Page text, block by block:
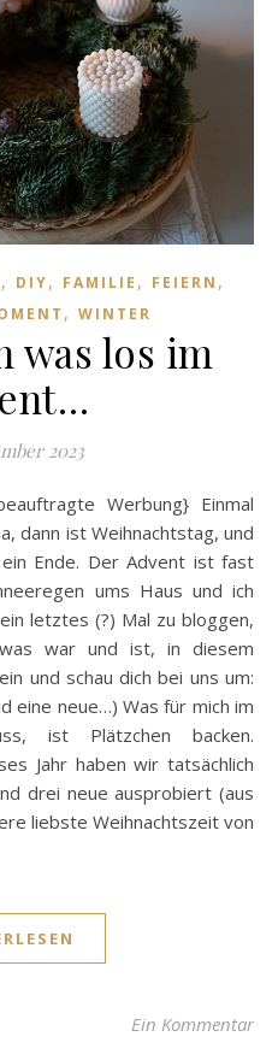
, DIY, FAMILIE , FEIERN ,
, WINTER
was los im
2023
dann ist Weihnachtstag, und
Ende. Der Advent ist fast
ums Haus und ich
letztes (?) Mal zu bloggen,
was war und ist, in diesem
und schau dich bei uns um:
eine neue…) Was für mich im
ist Plätzchen backen.
Jahr haben wir tatsächlich
drei neue ausprobiert (aus
liebste Weihnachtszeit von
Ein Kommentar